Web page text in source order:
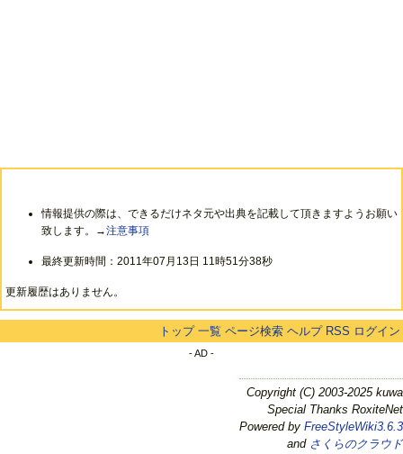
情報提供の際は、できるだけネタ元や出典を記載して頂きますようお願い
致します。→注意事項
最終更新時間：2011年07月13日 11時51分38秒
更新履歴はありません。
トップ 一覧 ページ検索 ヘルプ RSS ログイン
- AD -
Copyright (C) 2003-2025 kuwa
Special Thanks RoxiteNet
Powered by FreeStyleWiki3.6.3
and さくらのクラウド